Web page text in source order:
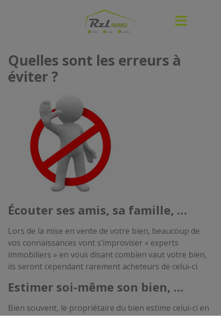
Quelles sont les erreurs à
éviter ?
Écouter ses amis, sa famille, …
Lors de la mise en vente de votre bien, beaucoup de
vos connaissances vont s’improviser « experts
immobiliers » en vous disant combien vaut votre bien,
ils seront cependant rarement acheteurs de celui-ci.
Estimer soi-même son bien, …
Bien souvent, le propriétaire du bien estime celui-ci en